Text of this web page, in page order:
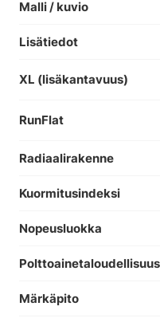
Malli / kuvio
Lisätiedot
XL (lisäkantavuus)
RunFlat
Radiaalirakenne
Kuormitusindeksi
Nopeusluokka
Polttoainetaloudellisuus
Märkäpito